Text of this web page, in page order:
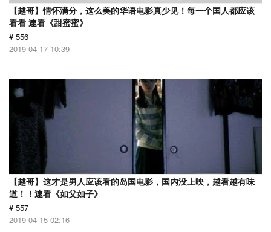
【越哥】情怀满分，这么美的华语电影真少见！每一个国人都应该
看看 速看《甜蜜蜜》
# 556
2019-04-17 10:39
【越哥】这才是男人应该看的岛国电影，国内没上映，越看越有味
道！！速看《如父如子》
# 557
2019-04-15 02:16